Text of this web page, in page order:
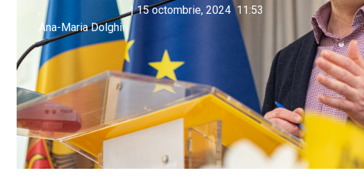
,
Ana-Maria Dolghii
| 15 octombrie, 2024 11:53